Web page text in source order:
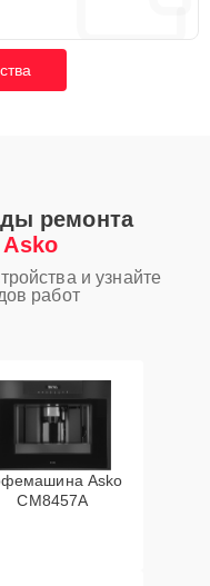
ремонта
и узнайте
работ
Asko
CM8457A